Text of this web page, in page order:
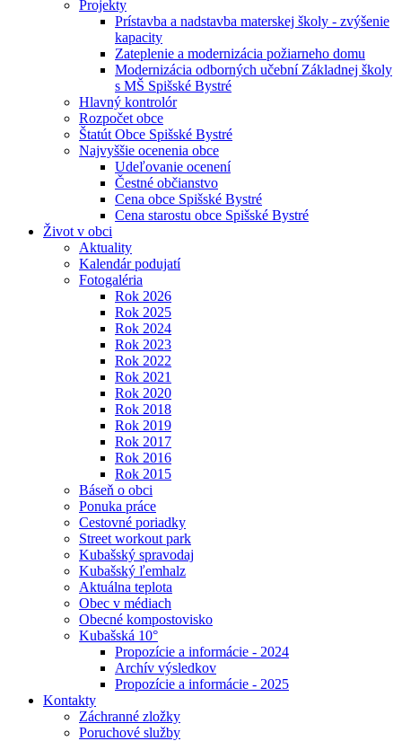
Projekty
Prístavba a nadstavba materskej školy - zvýšenie
kapacity
Zateplenie a modernizácia požiarneho domu
Modernizácia odborných učební Základnej školy
s MŠ Spišské Bystré
Hlavný kontrolór
Rozpočet obce
Štatút Obce Spišské Bystré
Najvyššie ocenenia obce
Udeľovanie ocenení
Čestné občianstvo
Cena obce Spišské Bystré
Cena starostu obce Spišské Bystré
Život v obci
Aktuality
Kalendár podujatí
Fotogaléria
Rok 2026
Rok 2025
Rok 2024
Rok 2023
Rok 2022
Rok 2021
Rok 2020
Rok 2018
Rok 2019
Rok 2017
Rok 2016
Rok 2015
Báseň o obci
Ponuka práce
Cestovné poriadky
Street workout park
Kubašský spravodaj
Kubašský ľemhalz
Aktuálna teplota
Obec v médiach
Obecné kompostovisko
Kubašská 10°
Propozície a informácie - 2024
Archív výsledkov
Propozície a informácie - 2025
Kontakty
Záchranné zložky
Poruchové služby